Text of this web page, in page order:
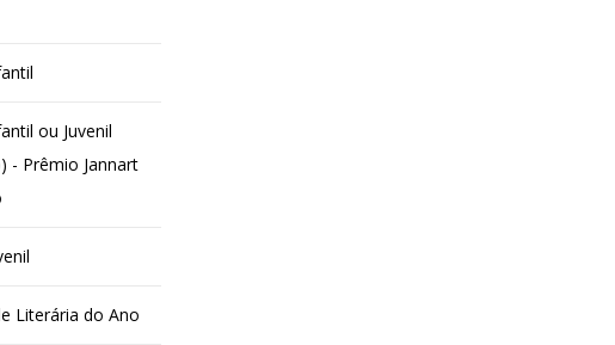
ou Juvenil
- Prêmio Jannart
Literária do Ano